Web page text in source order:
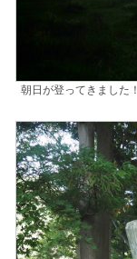
朝日が登ってきました